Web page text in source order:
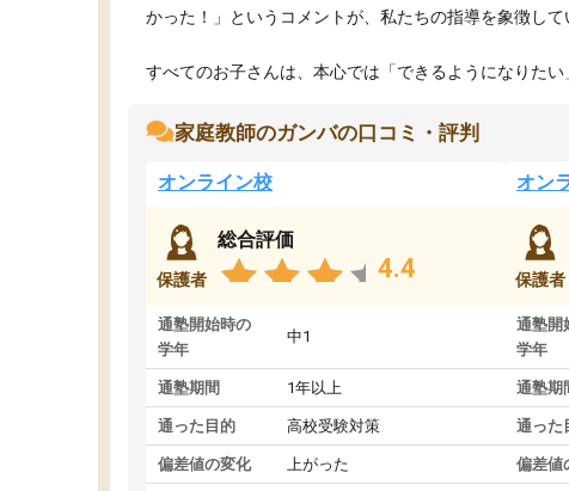
かった！」というコメントが、私たちの指導を象徴して
すべてのお子さんは、本心では「できるようになりたい
家庭教師のガンバの口コミ・評判
オンライン校
保護者
総合評価
4.4
通塾開始時の
学年
中1
通塾期間 1年以上
通った目的 高校受験対策
偏差値の変化 上がった
オン
保護者
通塾開
学年
通塾期
通った
偏差値